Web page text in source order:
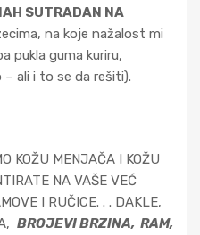
SUTRADAN NA
na koje nažalost mi
pukla guma kuriru,
ali i to se da rešiti).
KOŽU MENJAČA I KOŽU
NA VAŠE VEĆ
I RUČICE. . . DAKLE,
BROJEVI BRZINA, RAM,